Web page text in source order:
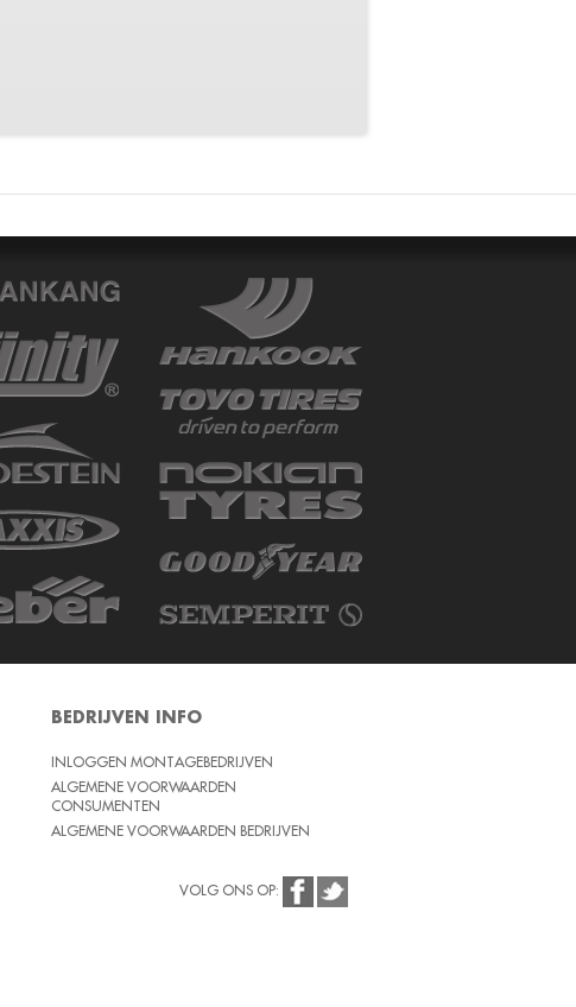
BEDRIJVEN INFO
INLOGGEN MONTAGEBEDRIJVEN
ALGEMENE VOORWAARDEN
CONSUMENTEN
ALGEMENE VOORWAARDEN BEDRIJVEN
VOLG ONS OP: